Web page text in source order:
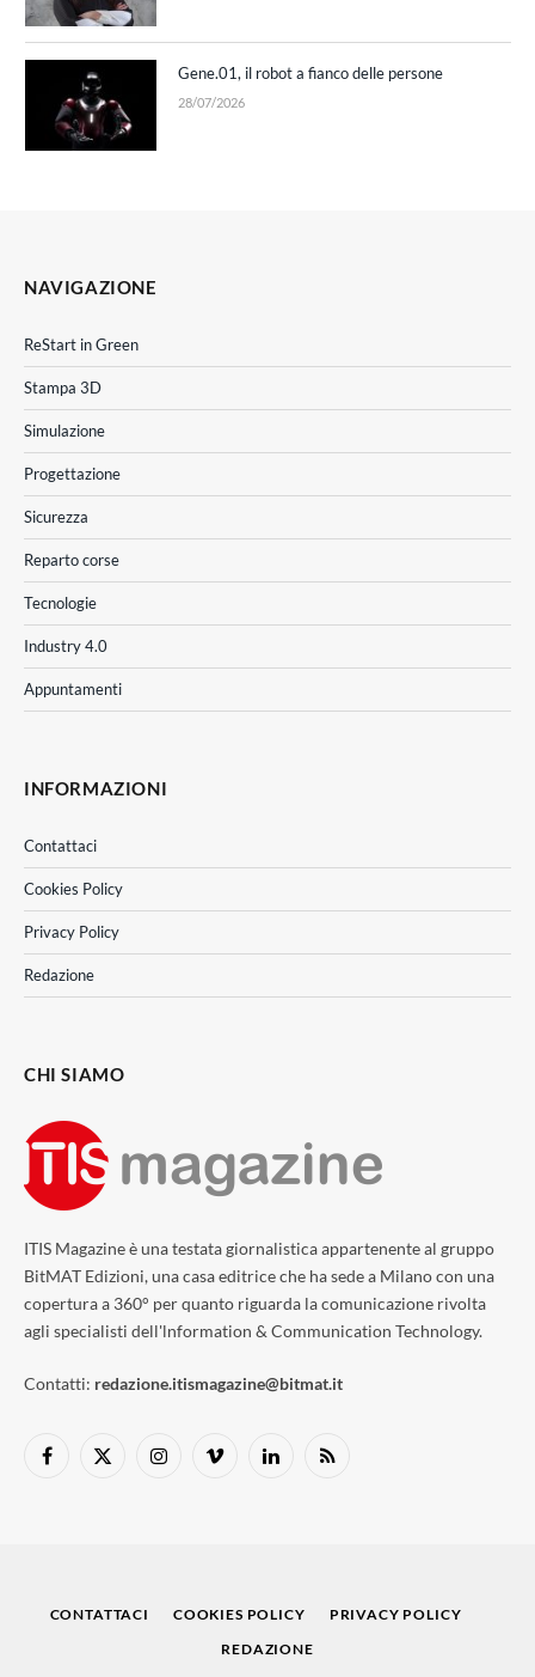
Gene.01, il robot a fianco delle persone
28/07/2026
NAVIGAZIONE
ReStart in Green
Stampa 3D
Simulazione
Progettazione
Sicurezza
Reparto corse
Tecnologie
Industry 4.0
Appuntamenti
INFORMAZIONI
Contattaci
Cookies Policy
Privacy Policy
Redazione
CHI SIAMO
ITIS Magazine è una testata giornalistica appartenente al gruppo
BitMAT Edizioni, una casa editrice che ha sede a Milano con una
copertura a 360° per quanto riguarda la comunicazione rivolta
agli specialisti dell'lnformation & Communication Technology.
Contatti: redazione.itismagazine@bitmat.it
Facebook
X
InstagramVimeo LinkedInRSS
CONTATTACI COOKIES POLICY
PRIVACY POLICY
REDAZIONE